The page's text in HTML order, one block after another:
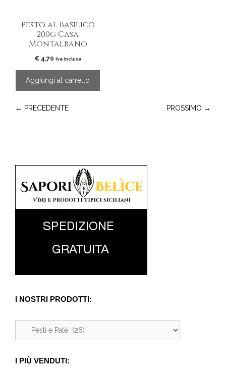
Pesto al Basilico
200g Casa
Montalbano
€4,70 Iva inclusa
Aggiungi al carrello
← PRECEDENTE PROSSIMO →
I NOSTRI PRODOTTI:
I PIÙ VENDUTI: